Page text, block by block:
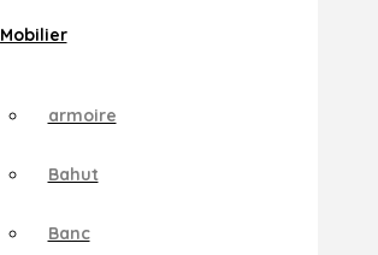
Mobilier
armoire
Bahut
Banc